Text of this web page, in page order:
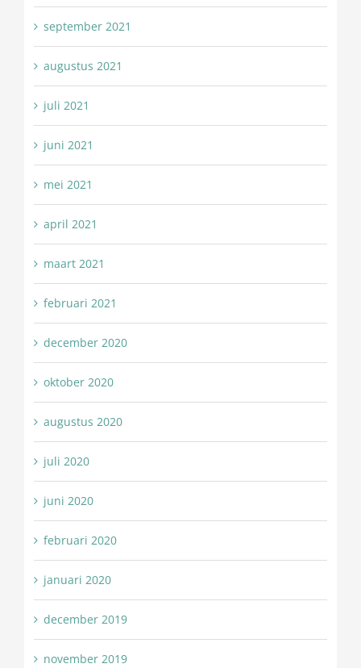
september 2021
augustus 2021
juli 2021
juni 2021
mei 2021
april 2021
maart 2021
februari 2021
december 2020
oktober 2020
augustus 2020
juli 2020
juni 2020
februari 2020
januari 2020
december 2019
november 2019